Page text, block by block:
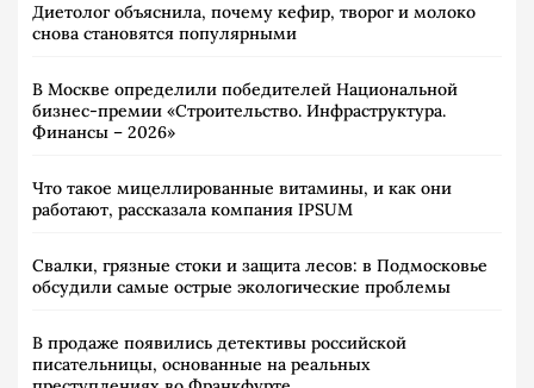
Диетолог объяснила, почему кефир, творог и молоко
снова становятся популярными
В Москве определили победителей Национальной
бизнес-премии «Строительство. Инфраструктура.
Финансы – 2026»
Что такое мицеллированные витамины, и как они
работают, рассказала компания IPSUM
Свалки, грязные стоки и защита лесов: в Подмосковье
обсудили самые острые экологические проблемы
В продаже появились детективы российской
писательницы, основанные на реальных